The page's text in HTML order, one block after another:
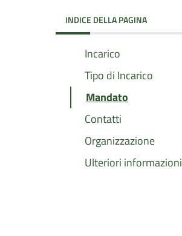
INDICE DELLA PAGINA
Incarico
Tipo di Incarico
Mandato
Contatti
Organizzazione
Ulteriori informazioni